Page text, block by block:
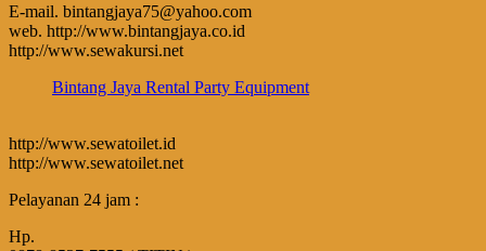
E-mail. bintangjaya75@yahoo.com
web. http://www.bintangjaya.co.id
http://www.sewakursi.net
Bintang Jaya Rental Party Equipment
http://www.sewatoilet.id
http://www.sewatoilet.net
Pelayanan 24 jam :
Hp.